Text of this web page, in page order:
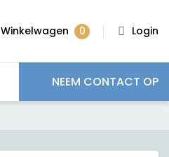
Winkelwagen 0 Login
NEEM CONTACT OP